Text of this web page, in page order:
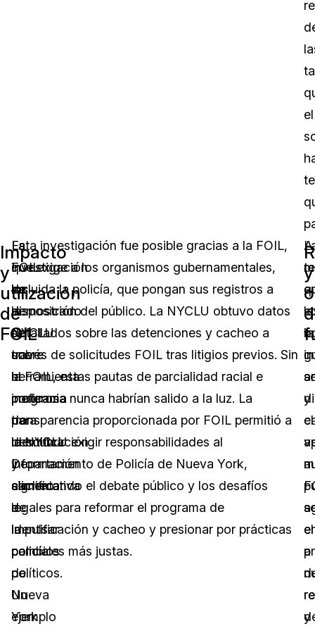
el
Impacto
y
utilización
de
FOIL
La
FOIL
ha
demostrado
ser
una
herramienta
poderosa
para
descubrir
información
significativa
e
impulsar
cambios
políticos.
Un
ejemplo
La
investigación
de
la
NYCLU
sobre
el
programa
de
identificación
y
cacheo
de
la
policía
de
Nueva
York
Esta investigación fue posible gracias a la FOIL,
que exige a los organismos gubernamentales,
incluida la policía, que pongan sus registros a
disposición del público. La NYCLU obtuvo datos
detallados sobre las detenciones y cacheo a
través de solicitudes FOIL tras litigios previos. Sin
la FOIL, estas pautas de parcialidad racial e
ineficacia nunca habrían salido a la luz. La
transparencia proporcionada por FOIL permitió a
la NYCLU exigir responsabilidades al
Departamento de Policía de Nueva York,
alimentando el debate público y los desafíos
legales para reformar el programa de
identificación y cacheo y presionar por prácticas
policiales más justas.
y
A
a
la
y
el
el
y